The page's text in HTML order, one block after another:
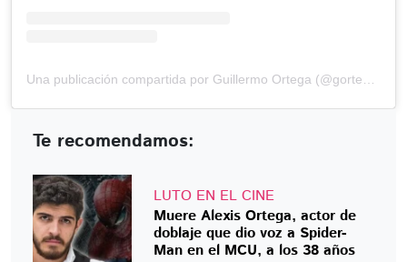
Te recomendamos:
LUTO EN EL CINE
Muere Alexis Ortega, actor de
doblaje que dio voz a Spider-
Man en el MCU, a los 38 años